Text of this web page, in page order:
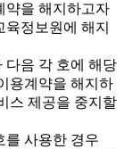
을 해지하고자
정보원에 해지
음 각 호에 해당
용계약을 해지하
스 제공을 중지할
를 사용한 경우